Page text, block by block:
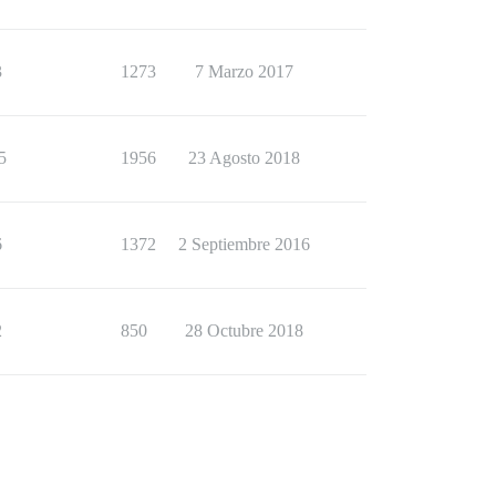
1273 7 Marzo 2017
1956 23 Agosto 2018
1372 2 Septiembre 2016
850 28 Octubre 2018